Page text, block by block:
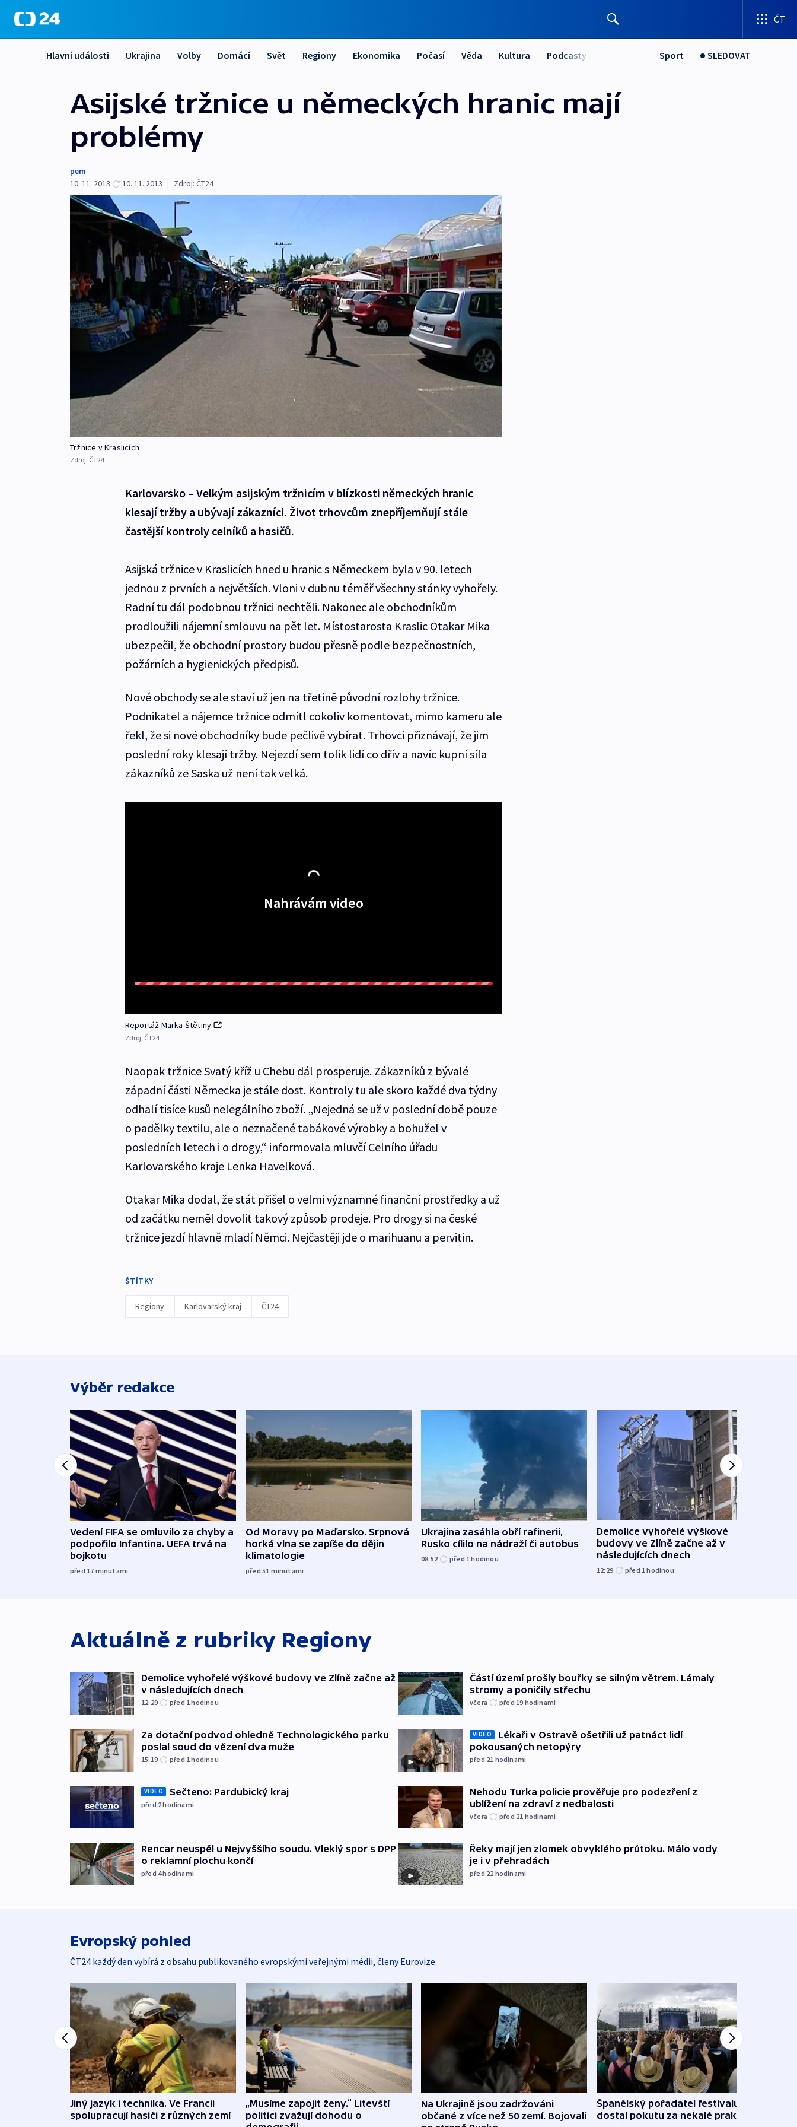
ČT
Hlavní události Ukrajina Volby Domácí Svět Regiony Ekonomika Počasí Věda Kultura Podcasty Sport SLEDOVAT
Asijské tržnice u německých hranic mají
problémy
pem
10. 11. 2013
10. 11. 2013 | Zdroj: ČT24
Tržnice v Kraslicích
Zdroj: ČT24
Karlovarsko – Velkým asijským tržnicím v blízkosti německých hranic
klesají tržby a ubývají zákazníci. Život trhovcům znepříjemňují stále
častější kontroly celníků a hasičů.
Asijská tržnice v Kraslicích hned u hranic s Německem byla v 90. letech
jednou z prvních a největších. Vloni v dubnu téměř všechny stánky vyhořely.
Radní tu dál podobnou tržnici nechtěli. Nakonec ale obchodníkům
prodloužili nájemní smlouvu na pět let. Místostarosta Kraslic Otakar Mika
ubezpečil, že obchodní prostory budou přesně podle bezpečnostních,
požárních a hygienických předpisů.
Nové obchody se ale staví už jen na třetině původní rozlohy tržnice.
Podnikatel a nájemce tržnice odmítl cokoliv komentovat, mimo kameru ale
řekl, že si nové obchodníky bude pečlivě vybírat. Trhovci přiznávají, že jim
poslední roky klesají tržby. Nejezdí sem tolik lidí co dřív a navíc kupní síla
zákazníků ze Saska už není tak velká.
Nahrávám video
Reportáž Marka Štětiny
Zdroj: ČT24
Naopak tržnice Svatý kříž u Chebu dál prosperuje. Zákazníků z bývalé
západní části Německa je stále dost. Kontroly tu ale skoro každé dva týdny
odhalí tisíce kusů nelegálního zboží. „Nejedná se už v poslední době pouze
o padělky textilu, ale o neznačené tabákové výrobky a bohužel v
posledních letech i o drogy,“ informovala mluvčí Celního úřadu
Karlovarského kraje Lenka Havelková.
Otakar Mika dodal, že stát přišel o velmi významné finanční prostředky a už
od začátku neměl dovolit takový způsob prodeje. Pro drogy si na české
tržnice jezdí hlavně mladí Němci. Nejčastěji jde o marihuanu a pervitin.
ŠTÍTKY
Regiony Karlovarský kraj ČT24
Výběr redakce
Vedení FIFA se omluvilo za chyby a
podpořilo Infantina. UEFA trvá na
bojkotu
před 17 minutami
Od Moravy po Maďarsko. Srpnová
horká vlna se zapíše do dějin
klimatologie
před 51 minutami
Ukrajina zasáhla obří rafinerii,
Rusko cílilo na nádraží či autobus
08:52 před 1hodinou
Demolice vyhořelé výškové
budovy ve Zlíně začne až v
následujících dnech
12:29 před 1hodinou
Aktuálně z rubriky Regiony
Demolice vyhořelé výškové budovy ve Zlíně začne až
v následujících dnech
12:29 před 1hodinou
Za dotační podvod ohledně Technologického parku
poslal soud do vězení dva muže
15:19 před 1hodinou
VIDEO Sečteno: Pardubický kraj
před 2hodinami
Rencar neuspěl u Nejvyššího soudu. Vleklý spor s DPP
o reklamní plochu končí
před 4hodinami
Částí území prošly bouřky se silným větrem. Lámaly
stromy a poničily střechu
včera před 19 hodinami
VIDEO
Lékaři v Ostravě ošetřili už patnáct lidí
pokousaných netopýry
před 21 hodinami
Nehodu Turka policie prověřuje pro podezření z
ublížení na zdraví z nedbalosti
včera před 21 hodinami
Řeky mají jen zlomek obvyklého průtoku. Málo vody
je i v přehradách
před 22 hodinami
Evropský pohled
ČT24 každý den vybírá z obsahu publikovaného evropskými veřejnými médii, členy Eurovize.
Jiný jazyk i technika. Ve Francii
spolupracují hasiči z různých zemí
„Musíme zapojit ženy.“ Litevští
politici zvažují dohodu o
Na Ukrajině jsou zadržováni
občané z více než 50 zemí. Bojovali
Španělský pořadatel festivalu
dostal pokutu za nekalé praktiky